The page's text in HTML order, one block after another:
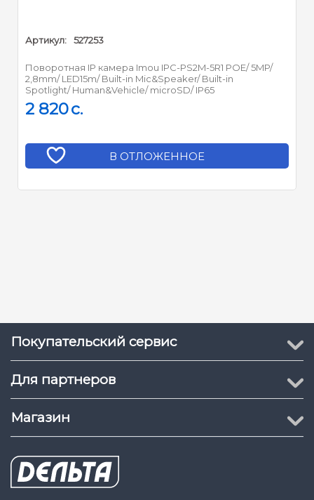
Артикул: 527253
Поворотная IP камера Imou IPC-PS2M-5R1 POE/ 5MP/
2,8mm/ LED15m/ Built-in Mic&Speaker/ Built-in
Spotlight/ Human&Vehicle/ microSD/ IP65
2 820c.
В ОТЛОЖЕННОЕ
Покупательский сервис
Для партнеров
Магазин